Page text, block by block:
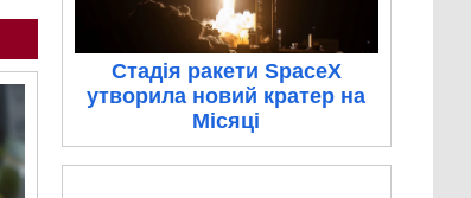
Стадія ракети SpaceX
утворила новий кратер на
Місяці